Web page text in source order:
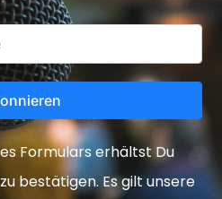
Formulars erhältst Du
bestätigen. Es gilt unsere